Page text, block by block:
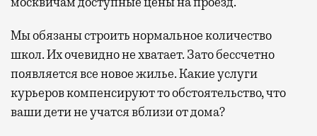
Мы обязаны строить нормальное количество
школ. Их очевидно не хватает. Зато бессчетно
появляется все новое жилье. Какие услуги
курьеров компенсируют то обстоятельство, что
ваши дети не учатся вблизи от дома?